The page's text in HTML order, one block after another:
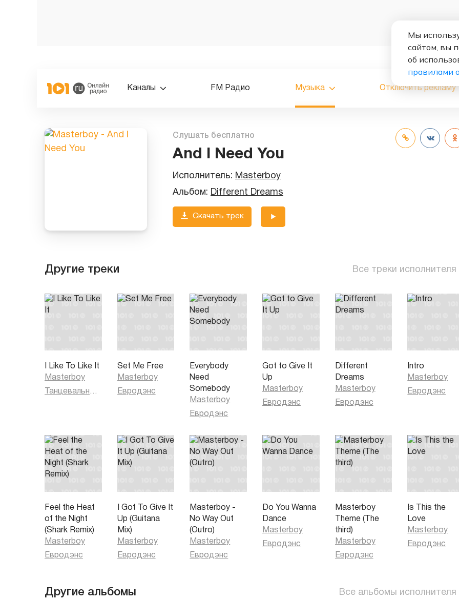
Каналы FM Радио Музыка Отключить рекламу
Слушать бесплатно
And I Need You
Исполнитель: Masterboy
Альбом: Different Dreams
Скачать трек
Другие треки Все треки исполнителя
I Like To Like It
Masterboy
Set Me Free
Masterboy
Евродэнс
Everybody
Need
Somebody
Masterboy
Евродэнс
Got to Give It
Up
Masterboy
Евродэнс
Different
Dreams
Masterboy
Евродэнс
Intro
Masterboy
Евродэнс
Feel the Heat
of the Night
(Shark Remix)
Masterboy
Евродэнс
I Got To Give It
Up (Guitana
Mix)
Masterboy
Евродэнс
Masterboy -
No Way Out
(Outro)
Masterboy
Евродэнс
Do You Wanna
Dance
Masterboy
Евродэнс
Masterboy
Theme (The
third)
Masterboy
Евродэнс
Is This the
Love
Masterboy
Евродэнс
Другие альбомы Все альбомы исполнителя
Мы
сайтом, вы
об
правилами